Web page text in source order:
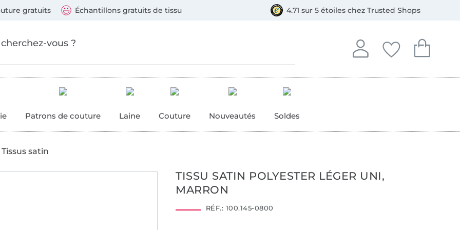
gratuits Échantillons gratuits de tissu 4.71 sur 5 étoiles chez Trusted Shops
Se connecter
Se connecter à votre
Mes favoris
Vous avez
Mon
Vous avez
Patrons de couture Laine Couture Nouveautés Soldes
Tissus satin
TISSU SATIN POLYESTER LÉGER UNI,
MARRON
RÉF.: 100.145-0800
suivants : Visa, Mastercard, Carte bleue, PayPal, Virement, Bancontact